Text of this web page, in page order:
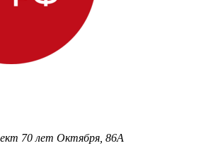
70 лет Октября, 86А